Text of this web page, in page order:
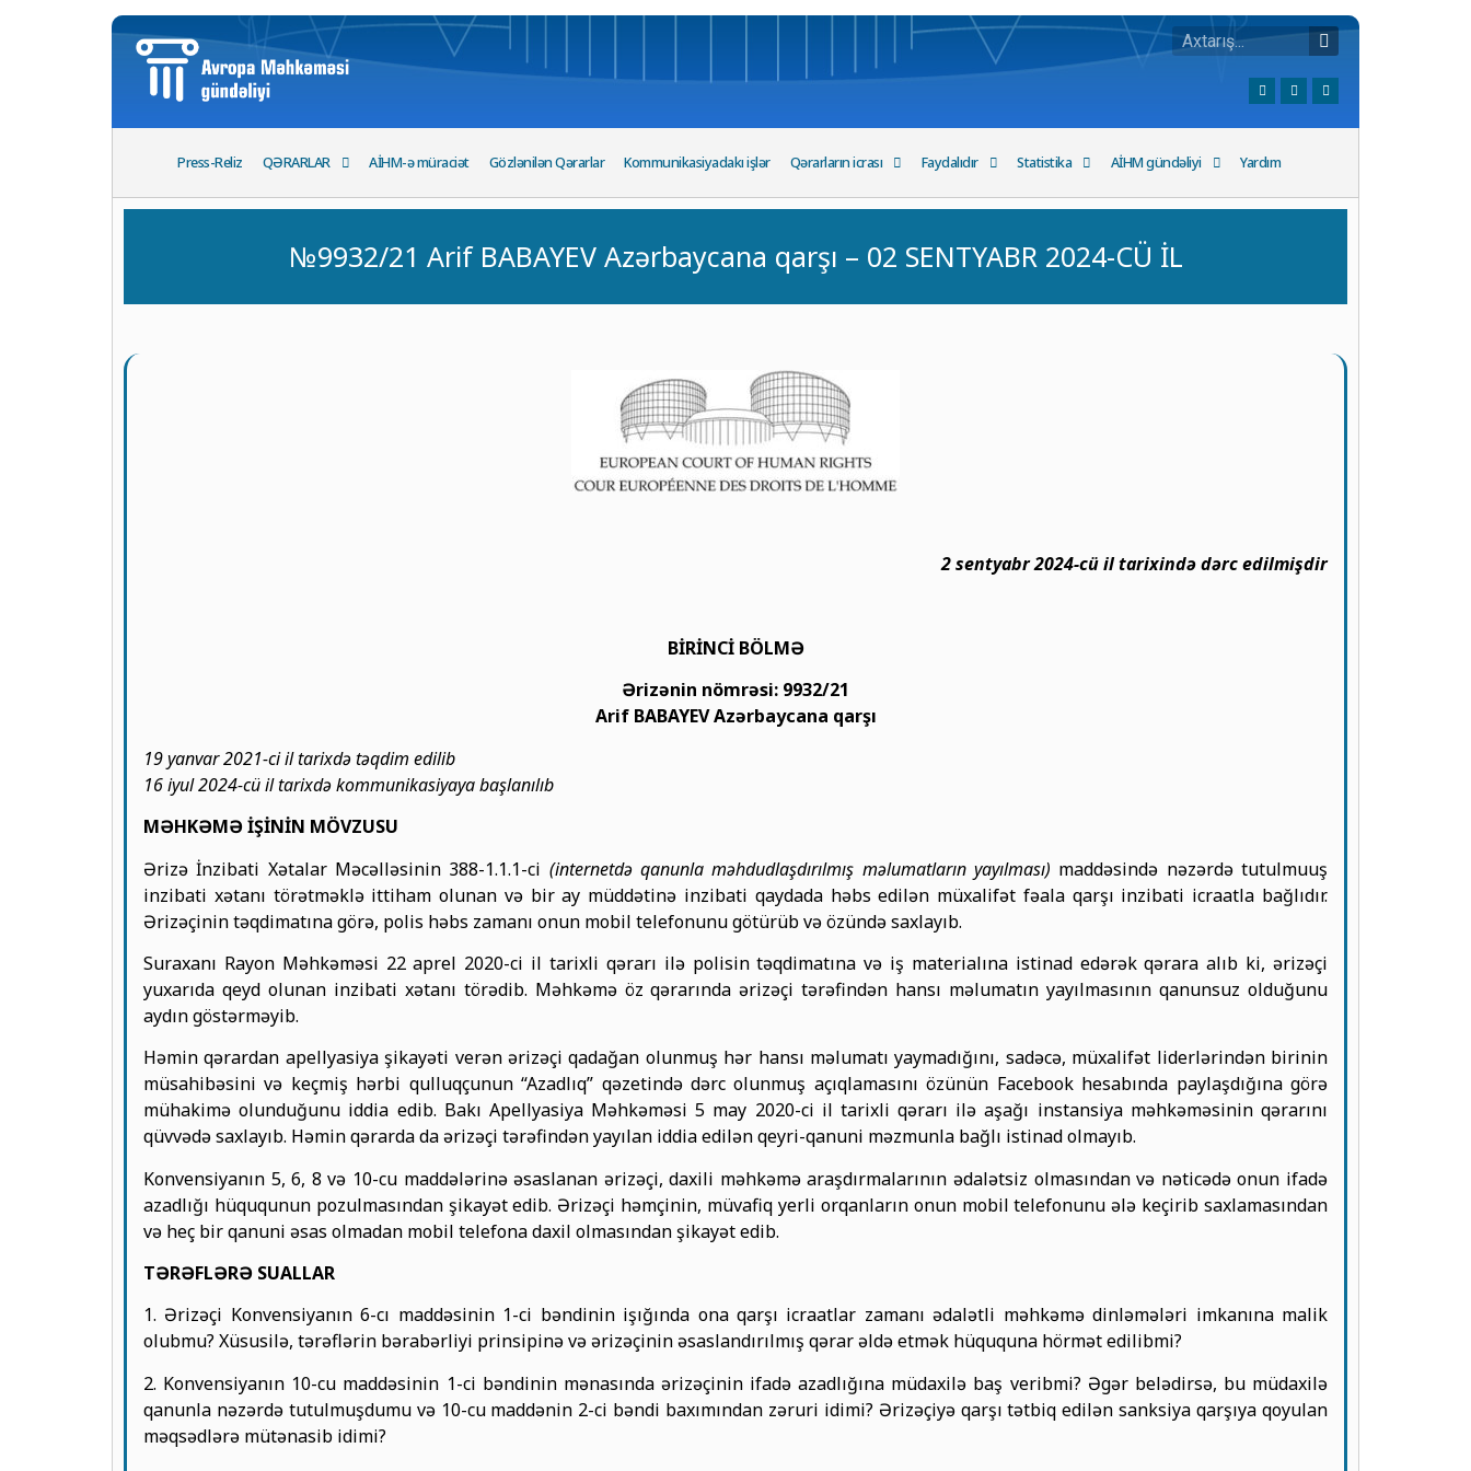
Press-Reliz QƏRARLAR AİHM-ə müraciət Gözlənilən Qərarlar Kommunikasiyadakı işlər Qərarların icrası Faydalıdır Statistika AİHM gündəliyi Yardım
№9932/21 Arif BABAYEV Azərbaycana qarşı – 02 SENTYABR 2024-CÜ İL
2 sentyabr 2024-cü il tarixində dərc edilmişdir
BİRİNCİ BÖLMƏ
Ərizənin nömrəsi: 9932/21
Arif BABAYEVAzərbaycana qarşı
19 yanvar 2021-ci il tarixdə təqdim edilib
16 iyul 2024-cü il tarixdə kommunikasiyaya başlanılıb
MƏHKƏMƏ İŞİNİN MÖVZUSU
Ərizə İnzibati Xətalar Məcəlləsinin 388-1.1.1-ci (internetdə qanunla məhdudlaşdırılmış məlumatların yayılması) maddəsində nəzərdə tutulmuuş
inzibati xətanı törətməklə ittiham olunan və bir ay müddətinə inzibati qaydada həbs edilən müxalifət fəala qarşı inzibati icraatla bağlıdır.
Ərizəçinin təqdimatına görə, polis həbs zamanı onun mobil telefonunu götürüb və özündə saxlayıb.
Suraxanı Rayon Məhkəməsi 22 aprel 2020-ci il tarixli qərarı ilə polisin təqdimatına və iş materialına istinad edərək qərara alıb ki, ərizəçi
yuxarıda qeyd olunan inzibati xətanı törədib. Məhkəmə öz qərarında ərizəçi tərəfindən hansı məlumatın yayılmasının qanunsuz olduğunu
aydın göstərməyib.
Həmin qərardan apellyasiya şikayəti verən ərizəçi qadağan olunmuş hər hansı məlumatı yaymadığını, sadəcə, müxalifət liderlərindən birinin
müsahibəsini və keçmiş hərbi qulluqçunun “Azadlıq” qəzetində dərc olunmuş açıqlamasını özünün Facebook hesabında paylaşdığına görə
mühakimə olunduğunu iddia edib. Bakı Apellyasiya Məhkəməsi 5 may 2020-ci il tarixli qərarı ilə aşağı instansiya məhkəməsinin qərarını
qüvvədə saxlayıb. Həmin qərarda da ərizəçi tərəfindən yayılan iddia edilən qeyri-qanuni məzmunla bağlı istinad olmayıb.
Konvensiyanın 5, 6, 8 və 10-cu maddələrinə əsaslanan ərizəçi, daxili məhkəmə araşdırmalarının ədalətsiz olmasından və nəticədə onun ifadə
azadlığı hüququnun pozulmasından şikayət edib. Ərizəçi həmçinin, müvafiq yerli orqanların onun mobil telefonunu ələ keçirib saxlamasından
və heç bir qanuni əsas olmadan mobil telefona daxil olmasından şikayət edib.
TƏRƏFLƏRƏ SUALLAR
1. Ərizəçi Konvensiyanın 6-cı maddəsinin 1-ci bəndinin işığında ona qarşı icraatlar zamanı ədalətli məhkəmə dinləmələri imkanına malik
olubmu? Xüsusilə, tərəflərin bərabərliyi prinsipinə və ərizəçinin əsaslandırılmış qərar əldə etmək hüququna hörmət edilibmi?
2. Konvensiyanın 10-cu maddəsinin 1-ci bəndinin mənasında ərizəçinin ifadə azadlığına müdaxilə baş veribmi? Əgər belədirsə, bu müdaxilə
qanunla nəzərdə tutulmuşdumu və 10-cu maddənin 2-ci bəndi baxımından zəruri idimi? Ərizəçiyə qarşı tətbiq edilən sanksiya qarşıya qoyulan
məqsədlərə mütənasib idimi?